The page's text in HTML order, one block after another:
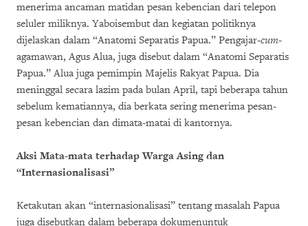
menerima ancaman matidan pesan kebencian dari telepon
seluler miliknya. Yaboisembut dan kegiatan politiknya
dijelaskan dalam “Anatomi Separatis Papua.” Pengajar-cum-
agamawan, Agus Alua, juga disebut dalam “Anatomi Separatis
Papua.” Alua juga pemimpin Majelis Rakyat Papua. Dia
meninggal secara lazim pada bulan April, tapi beberapa tahun
sebelum kematiannya, dia berkata sering menerima pesan-
pesan kebencian dan dimata-matai di kantornya.
Aksi Mata-mata terhadap Warga Asing dan
“Internasionalisasi”
Ketakutan akan “internasionalisasi” tentang masalah Papua
juga disebutkan dalam beberapa dokumenuntuk